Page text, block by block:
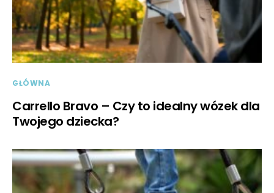
GŁÓWNA
Carrello Bravo – Czy to idealny wózek dla
Twojego dziecka?